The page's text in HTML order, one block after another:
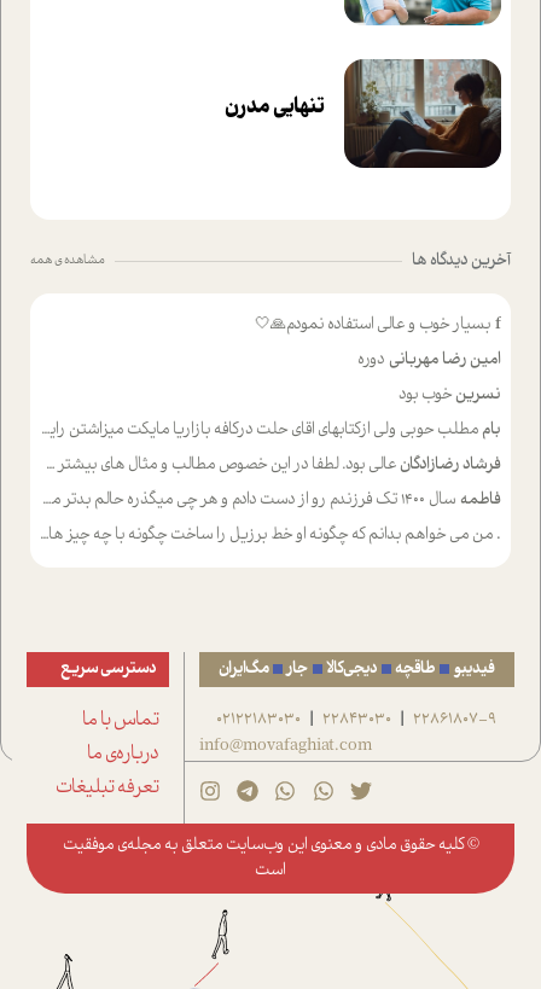
تنهایی مدرن
آخرین دیدگاه ها مشاهده ی همه
f بسیار خوب و عالی استفاده نمودم🙏🤍
امین رضا مهربانی دوره
نسرینخوب بود
بام مطلب حوبی ولی ازکتابهای اقای حلت درکافه بازاریا مایکت میزاشتن رایگان خوب بود ولی هرکدام خلاصه شده ش تومجله از طریق سایت هم خوبه اینکه درزیر اخرصفحه گذاشته شده خب ادم خبره میره نصب میکنه میخونه ولی هرکسی گوشیش ظرفیتش نداره باتشکر
فرشاد رضازادگان عالی بود. لطفا در این خصوص مطالب و مثال های بیشتر ی ارایه دهید
فاطمه سال ۱۴۰۰ تک فرزندم رو از دست دادم و هر چی میگذره حالم بدتر میشه و دلتنگتر تنایی رو ترجیح دادم و معاشرت برام سخت شده
. من می خواهم بدانم که چگونه او خط برزیل را ساخت چگونه با چه چیز هایی
فیدیبو طاقچه دیجی‌کالا جار مگ‌ایران
22861807-9
|
22843030
|
02122183030
info@movafaghiat.com
دسترسی سریع
تماس با ما
درباره‌ی ما
تعرفه تبلیغات
© کلیه حقوق مادی و معنوی این وب‌سایت متعلق به مجله‌ی موفقیت
است